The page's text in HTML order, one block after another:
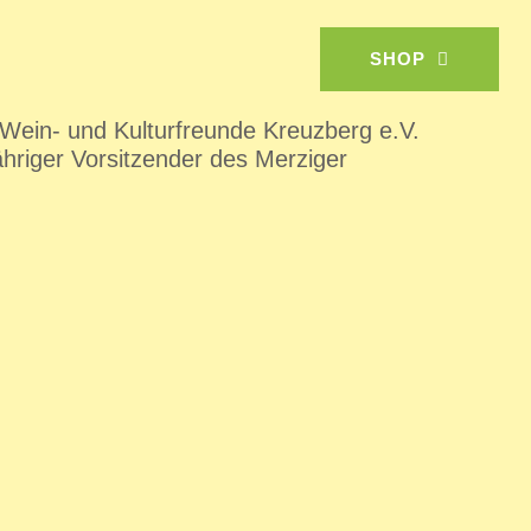
SHOP
und Kulturfreunde Kreuzberg e.V.
Vorsitzender des Merziger